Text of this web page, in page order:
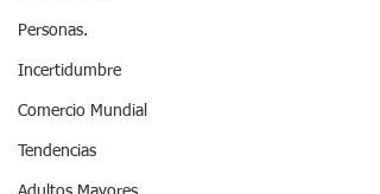
Personas.
Incertidumbre
Comercio Mundial
Tendencias